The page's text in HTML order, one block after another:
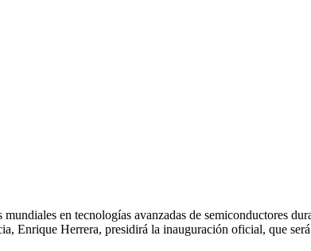
en tecnologías avanzadas de semiconductores
Enrique Herrera, presidirá la inauguración oficial, que